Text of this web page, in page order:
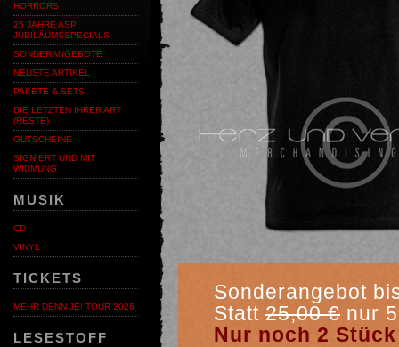
HORRORS
25 JAHRE ASP.
JUBILÄUMSSPECIALS
SONDERANGEBOTE
NEUSTE ARTIKEL
PAKETE & SETS
DIE LETZTEN IHRER ART
(RESTE)
GUTSCHEINE
SIGNIERT UND MIT
WIDMUNG
MUSIK
CD
VINYL
TICKETS
MEHR DENN JE! TOUR 2026
LESESTOFF
Sonderangebot
Statt 25,00 € nur
Nur noch 2